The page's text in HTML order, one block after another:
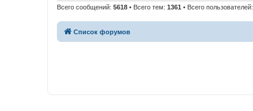
Всего сообщений: 5618 • Всего тем: 1361 • Всего пользователей:
Список форумов